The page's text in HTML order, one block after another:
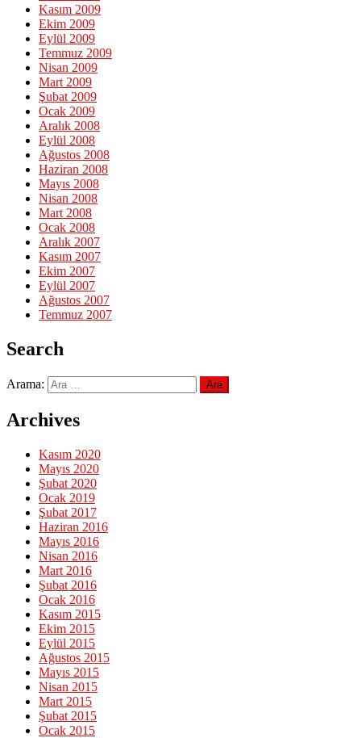
Kasım 2009
Ekim 2009
Eylül 2009
Temmuz 2009
Nisan 2009
Mart 2009
Şubat 2009
Ocak 2009
Aralık 2008
Eylül 2008
Ağustos 2008
Haziran 2008
Mayıs 2008
Nisan 2008
Mart 2008
Ocak 2008
Aralık 2007
Kasım 2007
Ekim 2007
Eylül 2007
Ağustos 2007
Temmuz 2007
Search
Arama:
Archives
Kasım 2020
Mayıs 2020
Şubat 2020
Ocak 2019
Şubat 2017
Haziran 2016
Mayıs 2016
Nisan 2016
Mart 2016
Şubat 2016
Ocak 2016
Kasım 2015
Ekim 2015
Eylül 2015
Ağustos 2015
Mayıs 2015
Nisan 2015
Mart 2015
Şubat 2015
Ocak 2015